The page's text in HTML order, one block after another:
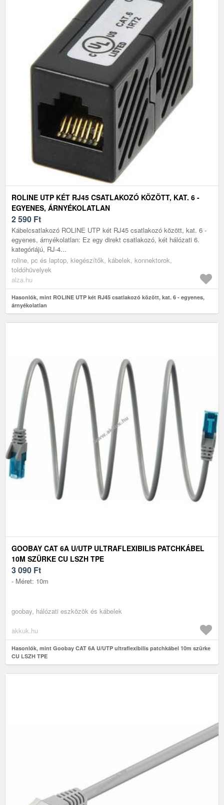
ROLINE UTP KÉT RJ45 CSATLAKOZÓ KÖZÖTT, KAT. 6 -
EGYENES, ÁRNYÉKOLATLAN
2 590 Ft
Kábelcsatlakozó ROLINE UTP két RJ45 csatlakozó között, kat. 6 -
egyenes, árnyékolatlan: Ez egy direkt csatlakozó, két hálózati 6.
kategóriájú, RJ-4...
roline, pc és laptop, kiegészítők, kábelek, konnektorok,
toldóhüvelyek
alza.hu
Hasonlók, mint ROLINE UTP két RJ45 csatlakozó között, kat. 6 - egyenes,
árnyékolatlan
GOOBAY CAT 6A U/UTP ULTRAFLEXIBILIS PATCHKÁBEL
10M SZÜRKE CU LSZH TPE
3 090 Ft
- Méret: 10m
goobay, hálózati eszközök és kábelek
akkuk.hu
Hasonlók, mint Goobay CAT 6A U/UTP ultraflexibilis patchkábel 10m szürke
CU LSZH TPE